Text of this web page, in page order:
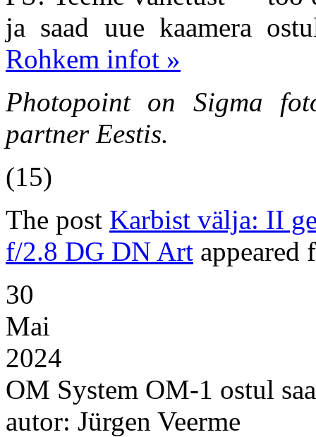
ja saad uue kaamera
Rohkem infot »
Photopoint on Sigma
partner Eestis.
(15)
The post Karbist välja: II
f/2.8 DG DN Art
30
Mai
2024
OM System OM-1 ostul
autor: Jürgen Veerme